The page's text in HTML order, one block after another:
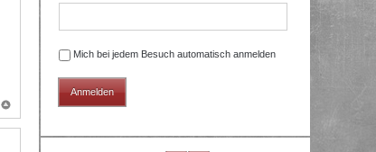
Mich bei jedem Besuch automatisch anmelden